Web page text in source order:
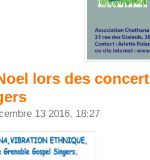
lors des
13 2016, 18:27